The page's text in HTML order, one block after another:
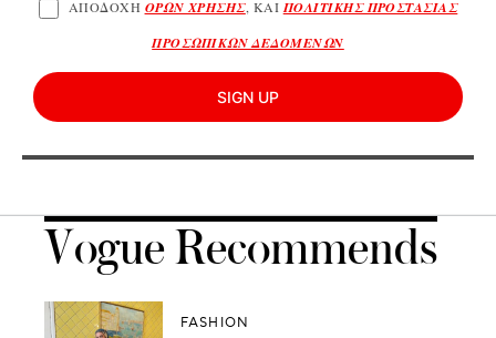
ΑΠΟΔΟΧΗ ΟΡΩΝ ΧΡΗΣΗΣ, ΚΑΙ ΠΟΛΙΤΙΚΗΣ ΠΡΟΣΤΑΣΙΑΣ
ΠΡΟΣΩΠΙΚΩΝ ΔΕΔΟΜΕΝΩΝ
SIGN UP
Vogue Recommends
FASHION